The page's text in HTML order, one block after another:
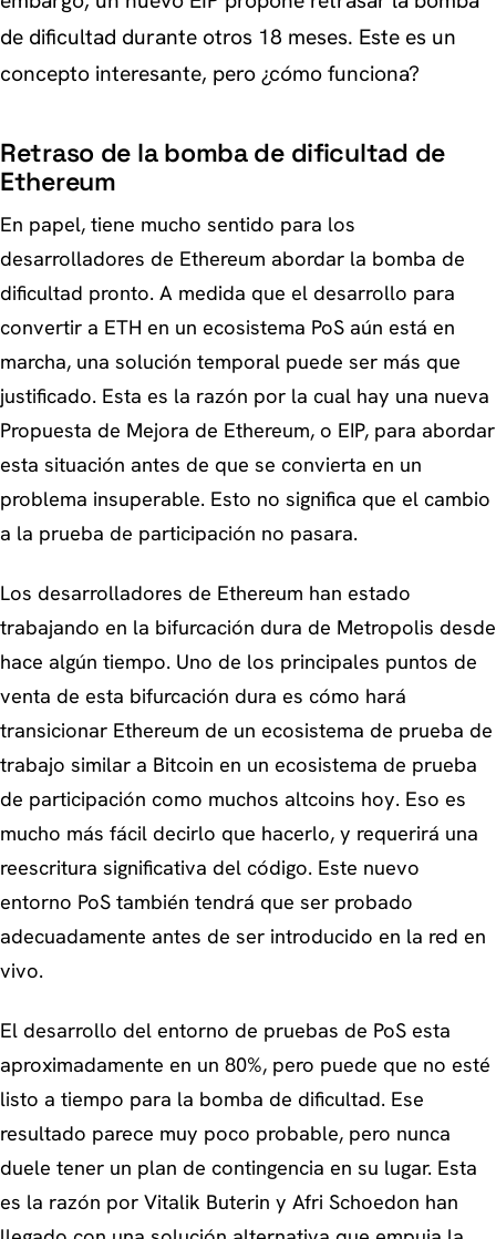
de dificultad durante otros 18 meses. Este es un
concepto interesante, pero ¿cómo funciona?
Retraso de la bomba de dificultad de
Ethereum
En papel, tiene mucho sentido para los
desarrolladores de Ethereum abordar la bomba de
dificultad pronto. A medida que el desarrollo para
convertir a ETH en un ecosistema PoS aún está en
marcha, una solución temporal puede ser más que
justificado. Esta es la razón por la cual hay una nueva
Propuesta de Mejora de Ethereum, o EIP, para abordar
esta situación antes de que se convierta en un
problema insuperable. Esto no significa que el cambio
a la prueba de participación no pasara.
Los desarrolladores de Ethereum han estado
trabajando en la bifurcación dura de Metropolis desde
hace algún tiempo. Uno de los principales puntos de
venta de esta bifurcación dura es cómo hará
transicionar Ethereum de un ecosistema de prueba de
trabajo similar a Bitcoin en un ecosistema de prueba
de participación como muchos altcoins hoy. Eso es
mucho más fácil decirlo que hacerlo, y requerirá una
reescritura significativa del código. Este nuevo
entorno PoS también tendrá que ser probado
adecuadamente antes de ser introducido en la red en
vivo.
El desarrollo del entorno de pruebas de PoS esta
aproximadamente en un 80%, pero puede que no esté
listo a tiempo para la bomba de dificultad. Ese
resultado parece muy poco probable, pero nunca
duele tener un plan de contingencia en su lugar. Esta
es la razón por Vitalik Buterin y Afri Schoedon han